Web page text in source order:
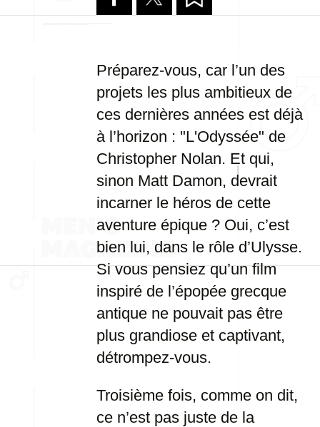
Préparez-vous, car l’un des
projets les plus ambitieux de
ces dernières années est déjà
à l’horizon : "L'Odyssée" de
Christopher Nolan. Et qui,
sinon Matt Damon, devrait
incarner le héros de cette
aventure épique ? Oui, c’est
bien lui, dans le rôle d’Ulysse.
Si vous pensiez qu’un film
inspiré de l’épopée grecque
antique ne pouvait pas être
plus grandiose et captivant,
détrompez-vous.
Troisième fois, comme on dit,
ce n’est pas juste de la